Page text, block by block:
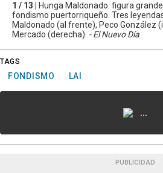
1 / 13 |
Hunga Maldonado: figura
fondismo puertorriqueño. Tres
Maldonado (al frente), Peco González
Mercado (derecha). - El Nuevo Día
TAGS
FONDISMO LAI
...
PUBLICIDAD